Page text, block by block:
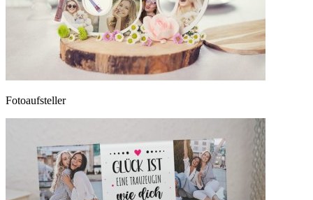
Fotoaufsteller